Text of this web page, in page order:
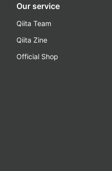
Our service
Qiita Team
Qiita Zine
Official Shop